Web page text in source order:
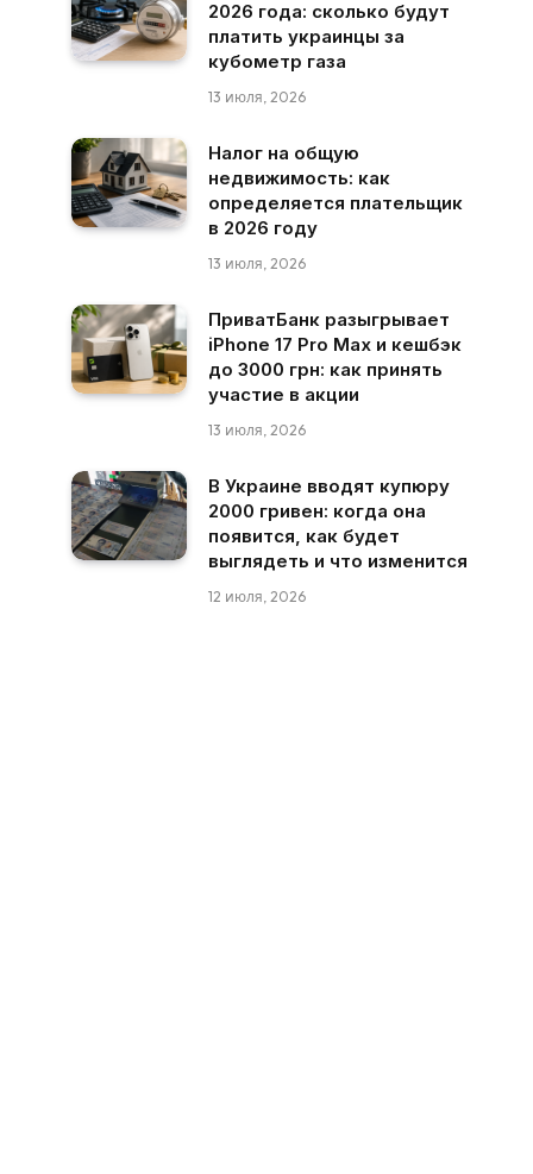
2026 года: сколько будут
платить украинцы за
кубометр газа
13 июля, 2026
Налог на общую
недвижимость: как
определяется плательщик
в 2026 году
13 июля, 2026
ПриватБанк разыгрывает
iPhone 17 Pro Max и кешбэк
до 3000 грн: как принять
участие в акции
13 июля, 2026
В Украине вводят купюру
2000 гривен: когда она
появится, как будет
выглядеть и что изменится
12 июля, 2026